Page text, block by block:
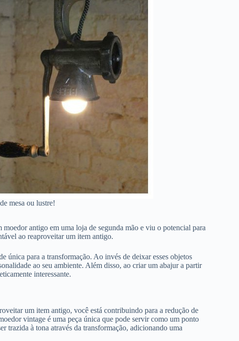
mesa ou lustre!
antigo em uma loja de segunda mão e viu o potencial para
ao reaproveitar um item antigo.
única para a transformação. Ao invés de deixar esses objetos
ao seu ambiente. Além disso, ao criar um abajur a partir
interessante.
um item antigo, você está contribuindo para a redução de
vintage é uma peça única que pode servir como um ponto
trazida à tona através da transformação, adicionando uma